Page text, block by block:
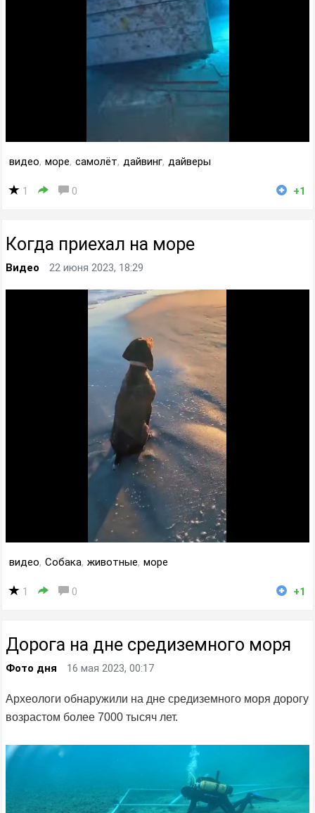
видео, море, самолёт, дайвинг, дайверы
1 0 +1
Когда приехал на море
Видео 22 июня 2023, 18:29
видео, Собака, животные, море
1 0 +1
Дорога на дне средиземного моря
Фото дня 16 мая 2023, 00:17
Археологи обнаружили на дне средиземного моря дорогу
возрастом более 7000 тысяч лет.